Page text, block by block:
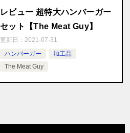
レビュー 超特大ハンバーガー
セット【The Meat Guy】
更新日： 2021-07-31
ハンバーガー
加工品
The Meat Guy